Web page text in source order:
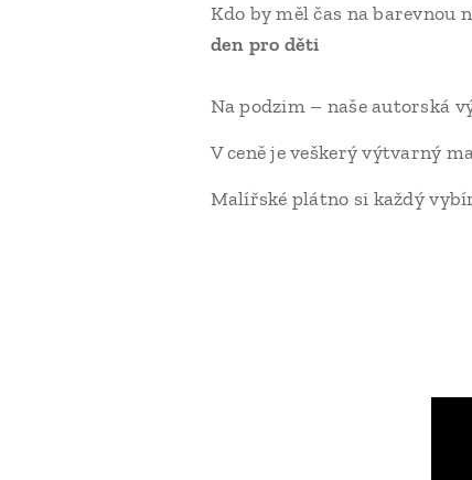
Kdo by měl čas na barevnou
den pro děti
Na podzim – naše autorská
V ceně je veškerý výtvarný
Malířské plátno si každý